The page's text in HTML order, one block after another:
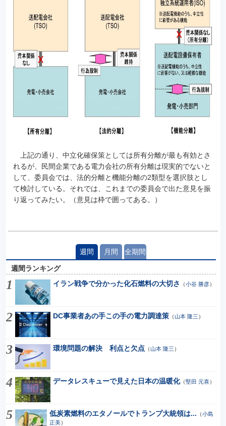
上記の通り、中立化確保策としては所有分離が最も有効とさ
れるが、民間企業である電力会社の所有分離は現実的でないと
して、委員会では、法的分離と機能分離の2類型を選択肢とし
て検討している。それでは、これまでの委員会で出た意見を振
り返ってみたい。（意見は枠で囲ってある。）
週間 月間 全期間
週間ランキング
イラン戦争で分かった化石燃料の大切さ
（小谷 勝彦）
DC事業者あの手この手の電力調達策（山本 隆三 ）
環境問題の解決 利点と欠点 （山本 隆三 ）
データレスキューで見えた日本の温暖化（堅田 元喜）
低炭素燃料のエタノールでトランプ大統領は... （小島
正美）